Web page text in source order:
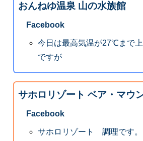
おんねゆ温泉 山の水族館
Facebook
今日は最高気温が27℃まで上
ですが
サホロリゾート ベア・マウ
Facebook
サホロリゾート 調理です。